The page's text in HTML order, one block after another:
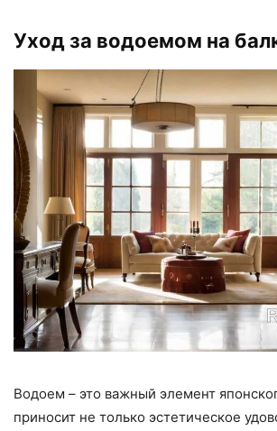
Уход за водоемом на
Водоем – это важный элемент
приносит не только эстетическое